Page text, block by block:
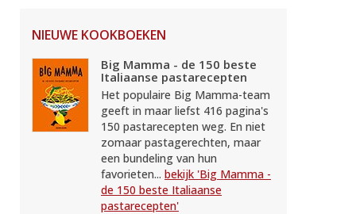
NIEUWE KOOKBOEKEN
Big Mamma - de 150 beste
Italiaanse pastarecepten
Het populaire Big Mamma-team
geeft in maar liefst 416 pagina's
150 pastarecepten weg. En niet
zomaar pastagerechten, maar
een bundeling van hun
favorieten... bekijk 'Big Mamma -
de 150 beste Italiaanse
pastarecepten'